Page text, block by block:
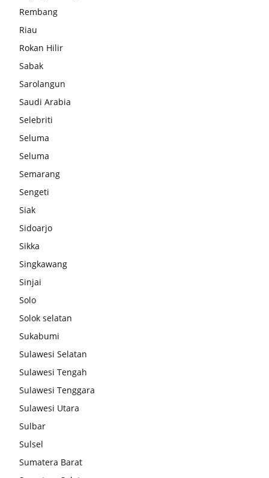
Rembang
Riau
Rokan Hilir
Sabak
Sarolangun
Saudi Arabia
Selebriti
Seluma
Seluma
Semarang
Sengeti
Siak
Sidoarjo
Sikka
Singkawang
Sinjai
Solo
Solok selatan
Sukabumi
Sulawesi Selatan
Sulawesi Tengah
Sulawesi Tenggara
Sulawesi Utara
Sulbar
Sulsel
Sumatera Barat